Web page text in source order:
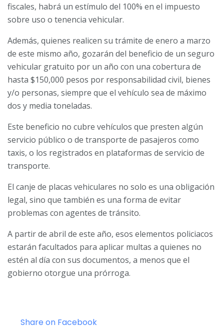
fiscales, habrá un estímulo del 100% en el impuesto
sobre uso o tenencia vehicular.
Además, quienes realicen su trámite de enero a marzo
de este mismo año, gozarán del beneficio de un seguro
vehicular gratuito por un año con una cobertura de
hasta $150,000 pesos por responsabilidad civil, bienes
y/o personas, siempre que el vehículo sea de máximo
dos y media toneladas.
Este beneficio no cubre vehículos que presten algún
servicio público o de transporte de pasajeros como
taxis, o los registrados en plataformas de servicio de
transporte.
El canje de placas vehiculares no solo es una obligación
legal, sino que también es una forma de evitar
problemas con agentes de tránsito.
A partir de abril de este año, esos elementos policiacos
estarán facultados para aplicar multas a quienes no
estén al día con sus documentos, a menos que el
gobierno otorgue una prórroga.
Share on Facebook